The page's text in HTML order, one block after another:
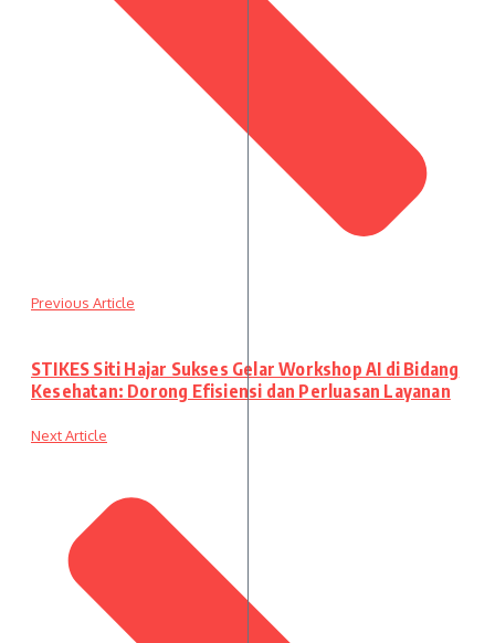
Previous Article
STIKES Siti Hajar Sukses Gelar Workshop AI di Bidang
Kesehatan: Dorong Efisiensi dan Perluasan Layanan
Next Article